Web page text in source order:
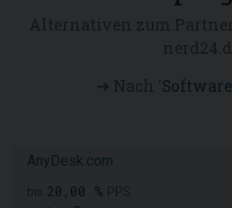
Software
AnyDesk.com
20,00 %